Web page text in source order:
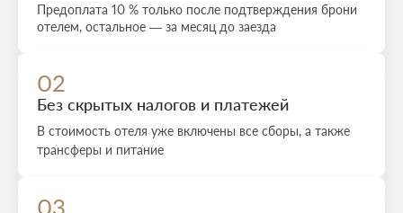
Предоплата 10 % только после подтверждения брони
отелем, остальное — за месяц до заезда
02
Без скрытых налогов и платежей
В стоимость отеля уже включены все сборы, а также
трансферы и питание
03